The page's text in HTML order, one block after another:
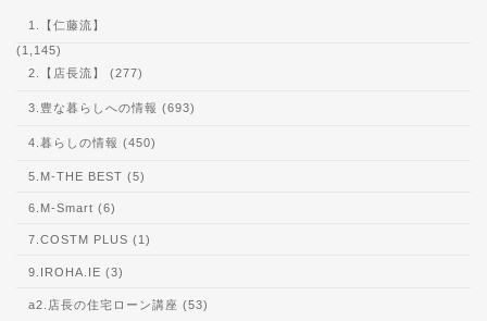
1.【仁藤流】
(1,145)
2.【店長流】 (277)
3.豊な暮らしへの情報 (693)
4.暮らしの情報 (450)
5.M-THE BEST (5)
6.M-Smart (6)
7.COSTM PLUS (1)
9.IROHA.IE (3)
a2.店長の住宅ローン講座 (53)